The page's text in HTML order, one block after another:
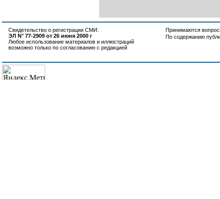
Свидетельство о регистрации СМИ:
ЭЛ N° 77-2909 от 26 июня 2000 г
Любое использование материалов и иллюстраций
возможно только по согласованию с редакцией
Принимаются
По содержанию